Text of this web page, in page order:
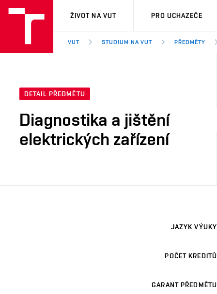
VUT
ŽIVOT NA VUT PRO UCHAZEČE
VUT STUDIUM NA VUT PŘEDMĚTY
DETAIL PŘEDMĚTU
Diagnostika a jištění
elektrických zařízení
JAZYK VÝUKY
POČET KREDITŮ
GARANT PŘEDMĚTU